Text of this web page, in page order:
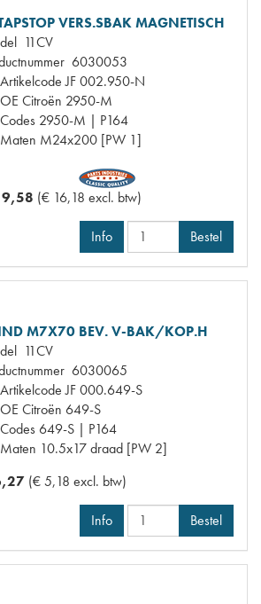
VERS.SBAK MAGNETISCH
11CV
6030053
Artikelcode JF002.950-N
OE Citroën 2950-M
Codes 2950-M | P164
Maten M24x200 [PW 1]
(€ 16,18 excl. btw)
Info Bestel
M7X70 BEV. V-BAK/KOP.H
11CV
6030065
Artikelcode JF000.649-S
OE Citroën 649-S
Codes 649-S | P164
Maten 10.5x17 draad [PW 2]
(€ 5,18 excl. btw)
Info Bestel